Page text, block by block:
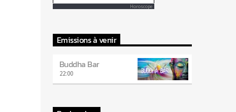
Horoscope
Emissions à venir
Buddha Bar
22:00